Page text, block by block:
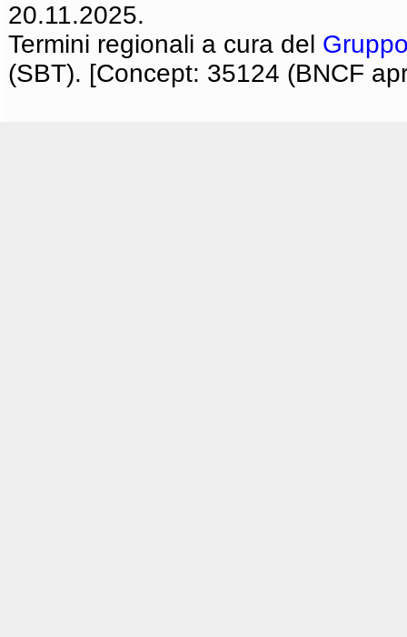
20.11.2025.
Termini regionali a cura del
(SBT). [Concept: 35124 (BNCF